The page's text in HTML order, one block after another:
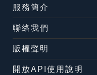
服務簡介
聯絡我們
版權聲明
開放API使用說明